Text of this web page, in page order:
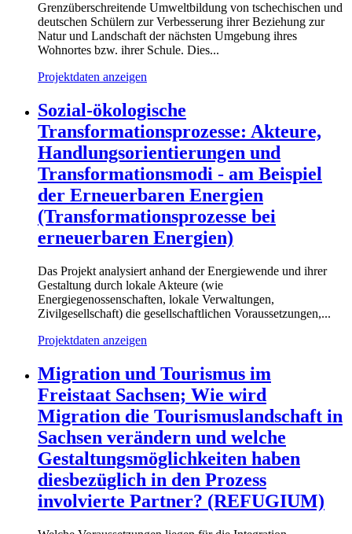
Grenzüberschreitende Umweltbildung von tschechischen und
deutschen Schülern zur Verbesserung ihrer Beziehung zur
Natur und Landschaft der nächsten Umgebung ihres
Wohnortes bzw. ihrer Schule. Dies...
Projektdaten anzeigen
Sozial-ökologische
Transformationsprozesse: Akteure,
Handlungsorientierungen und
Transformationsmodi - am Beispiel
der Erneuerbaren Energien
(Transformationsprozesse bei
erneuerbaren Energien)
Das Projekt analysiert anhand der Energiewende und ihrer
Gestaltung durch lokale Akteure (wie
Energiegenossenschaften, lokale Verwaltungen,
Zivilgesellschaft) die gesellschaftlichen Voraussetzungen,...
Projektdaten anzeigen
Migration und Tourismus im
Freistaat Sachsen; Wie wird
Migration die Tourismuslandschaft in
Sachsen verändern und welche
Gestaltungsmöglichkeiten haben
diesbezüglich in den Prozess
involvierte Partner? (REFUGIUM)